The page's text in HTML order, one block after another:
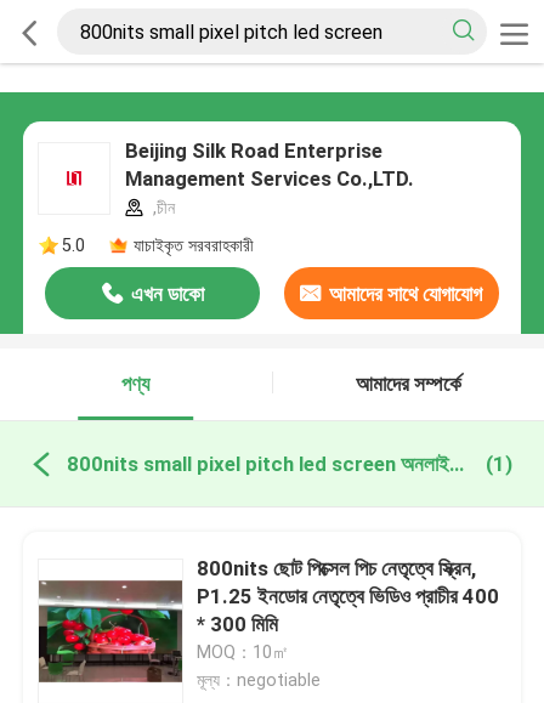
Beijing Silk Road Enterprise
Management Services Co.,LTD.
,চীন
5.0
যাচাইকৃত সরবরাহকারী
এখন ডাকো আমাদের সাথে যোগাযোগ
পণ্য
আমাদের সম্পর্কে
800nits small pixel pitch led screen অনলাইন উত্পাদন (1)
800nits ছোট পিক্সেল পিচ নেতৃত্বে স্ক্রিন,
P1.25 ইনডোর নেতৃত্বে ভিডিও প্রাচীর 400
* 300 মিমি
MOQ：10㎡
মূল্য：negotiable